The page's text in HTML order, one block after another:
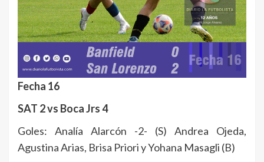
Fecha 16
SAT 2 vs Boca Jrs 4
Goles: Analía Alarcón -2- (S) Andrea Ojeda,
Agustina Arias, Brisa Priori y Yohana Masagli (B)